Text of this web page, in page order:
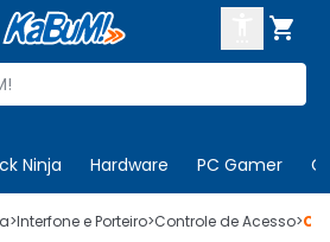

Ninja Hardware PC Gamer
conta
>Interfone e Porteiro>Controle de Acesso>